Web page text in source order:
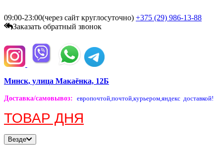
09:00-23:00(через сайт круглосуточно) +375 (29) 986-13-88
Заказать обратный звонок
Минск, улица Макаёнка, 12Б
Доставка/самовывоз: европочтой,почтой,курьером,яндекс доставкой!
ТОВАР ДНЯ
Везде